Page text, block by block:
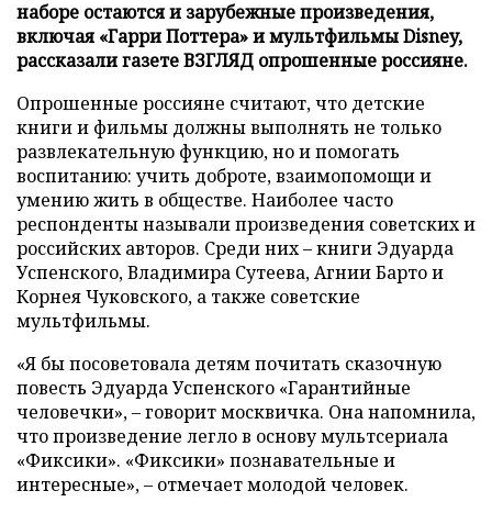
наборе остаются и зарубежные произведения,
включая «Гарри Поттера» и мультфильмы Disney,
рассказали газете ВЗГЛЯД опрошенные россияне.
Опрошенные россияне считают, что детские
книги и фильмы должны выполнять не только
развлекательную функцию, но и помогать
воспитанию: учить доброте, взаимопомощи и
умению жить в обществе. Наиболее часто
респонденты называли произведения советских и
российских авторов. Среди них – книги Эдуарда
Успенского, Владимира Сутеева, Агнии Барто и
Корнея Чуковского, а также советские
мультфильмы.
«Я бы посоветовала детям почитать сказочную
повесть Эдуарда Успенского «Гарантийные
человечки», – говорит москвичка. Она напомнила,
что произведение легло в основу мультсериала
«Фиксики». «Фиксики» познавательные и
интересные», – отмечает молодой человек.